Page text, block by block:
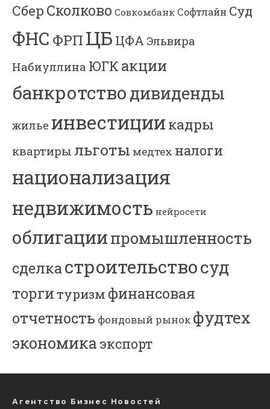
Сбер Сколково Совкомбанк Софтлайн Суд
ФНС ФРП ЦБ ЦФА Эльвира
Набиуллина ЮГК акции
банкротство дивиденды
жилье инвестиции кадры
квартиры льготы медтех налоги
национализация
недвижимость нейросети
облигациипромышленность
сделкастроительствосуд
торгитуризм финансовая
отчетность фондовый рынок фудтех
экономика экспорт
Агентство Бизнес Новостей